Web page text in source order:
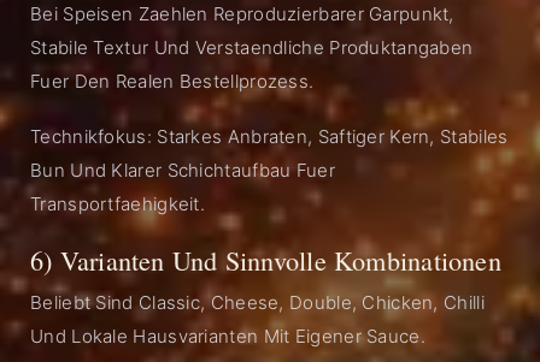
Bei Speisen Zaehlen Reproduzierbarer Garpunkt,
Stabile Textur Und Verstaendliche Produktangaben
Fuer Den Realen Bestellprozess.
Technikfokus: Starkes Anbraten, Saftiger Kern, Stabiles
Bun Und Klarer Schichtaufbau Fuer
Transportfaehigkeit.
6) Varianten Und Sinnvolle Kombinationen
Beliebt Sind Classic, Cheese, Double, Chicken, Chilli
Und Lokale Hausvarianten Mit Eigener Sauce.